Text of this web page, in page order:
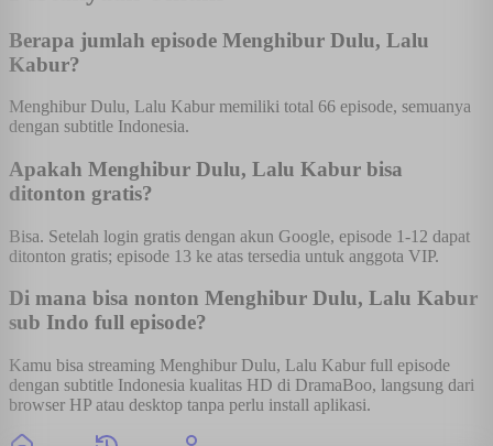
Berapa jumlah episode Menghibur Dulu, Lalu
Kabur?
Menghibur Dulu, Lalu Kabur memiliki total 66 episode, semuanya
dengan subtitle Indonesia.
Apakah Menghibur Dulu, Lalu Kabur bisa
ditonton gratis?
Bisa. Setelah login gratis dengan akun Google, episode 1-12 dapat
ditonton gratis; episode 13 ke atas tersedia untuk anggota VIP.
Di mana bisa nonton Menghibur Dulu, Lalu Kabur
sub Indo full episode?
Kamu bisa streaming Menghibur Dulu, Lalu Kabur full episode
dengan subtitle Indonesia kualitas HD di DramaBoo, langsung dari
browser HP atau desktop tanpa perlu install aplikasi.